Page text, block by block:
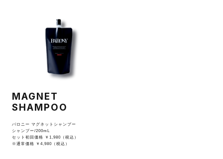
MAGNET
SHAMPOO
バロニー マグネットシャンプー
シャンプー/200mL
セット初回価格 ￥1,980（税込）
※通常価格 ￥4,980（税込）